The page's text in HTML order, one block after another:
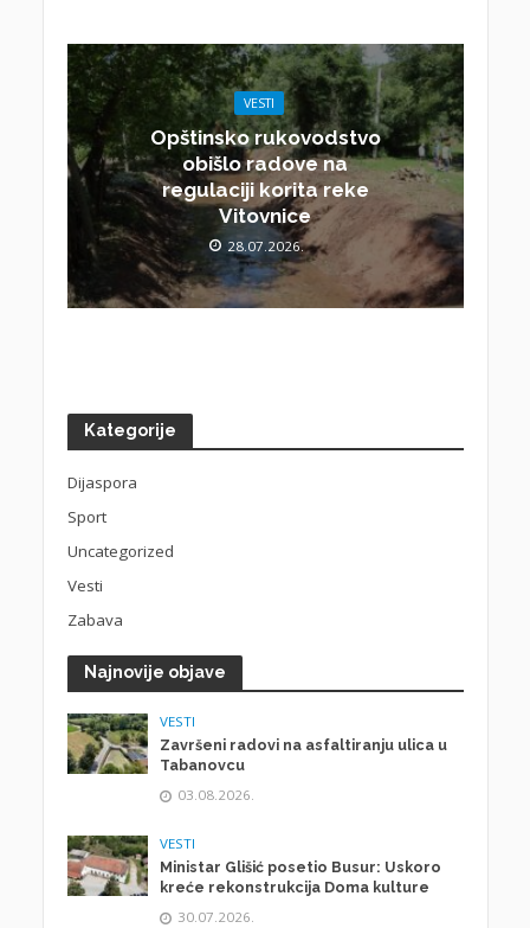
VESTI
Opštinsko rukovodstvo
obišlo radove na
regulaciji korita reke
Vitovnice
28.07.2026.
Kategorije
Dijaspora
Sport
Uncategorized
Vesti
Zabava
Najnovije objave
VESTI
Završeni radovi na asfaltiranju ulica u
Tabanovcu
03.08.2026.
VESTI
Ministar Glišić posetio Busur: Uskoro
kreće rekonstrukcija Doma kulture
30.07.2026.